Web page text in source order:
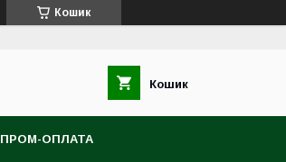
Кошик
Кошик
ПРОМ-ОПЛАТА